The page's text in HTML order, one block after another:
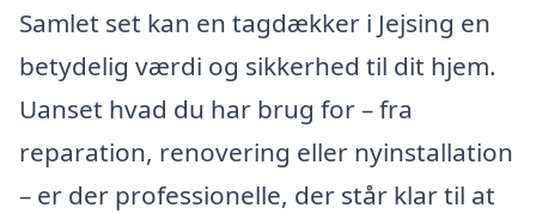
Samlet set kan en tagdækker i Jejsing en
betydelig værdi og sikkerhed til dit hjem.
Uanset hvad du har brug for – fra
reparation, renovering eller nyinstallation
– er der professionelle, der står klar til at